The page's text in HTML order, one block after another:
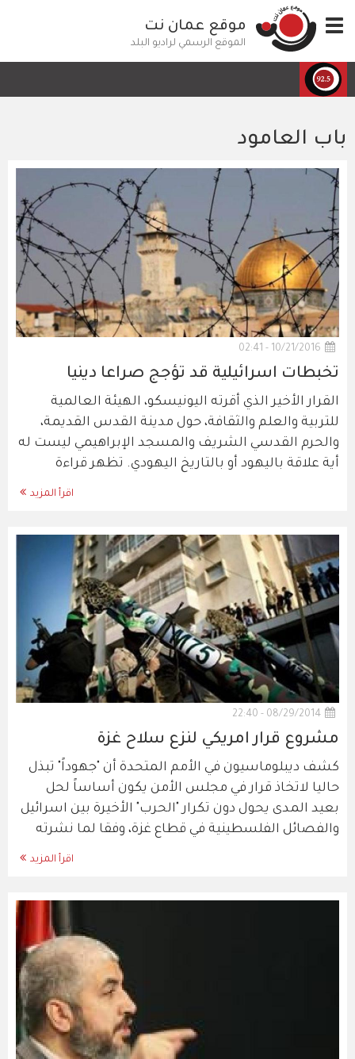
إلى
المحتوى
الرئيسي
Toggle
navigation
موقع عمان نت
الموقع الرسمي لراديو البلد
باب العامود
10/21/2016 - 02:41
تخبطات اسرائيلية قد تؤجج صراعا دينيا
القرار الأخير الذي أقرته اليونيسكو، الهيئة العالمية
للتربية والعلم والثقافة، حول مدينة القدس القديمة،
والحرم القدسي الشريف والمسجد الإبراهيمي ليست له
أية علاقة باليهود أو بالتاريخ اليهودي. تظهر قراءة
اقرأ المزيد
08/29/2014 - 22:40
مشروع قرار امريكي لنزع سلاح غزة
كشف ديبلوماسيون في الأمم المتحدة أن "جهوداً" تبذل
حاليا لاتخاذ قرار في مجلس الأمن يكون أساساً لحل
بعيد المدى يحول دون تكرار "الحرب" الأخيرة بين اسرائيل
والفصائل الفلسطينية في قطاع غزة، وفقا لما نشرته
اقرأ المزيد